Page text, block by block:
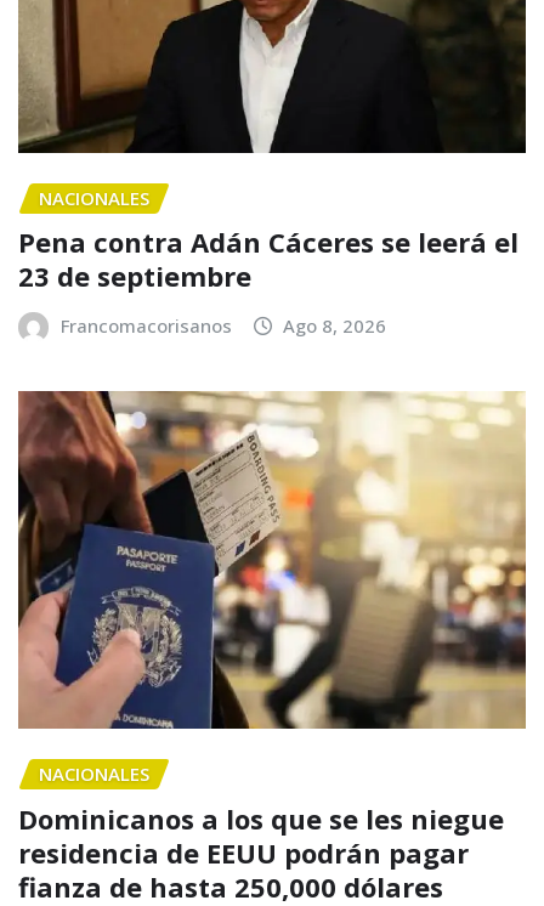
NACIONALES
Pena contra Adán Cáceres se leerá el
23 de septiembre
Francomacorisanos Ago 8, 2026
NACIONALES
Dominicanos a los que se les niegue
residencia de EEUU podrán pagar
fianza de hasta 250,000 dólares